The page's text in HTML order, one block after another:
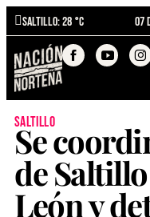
Saltillo: 28 °C 07
saltillo
Se
de
León y